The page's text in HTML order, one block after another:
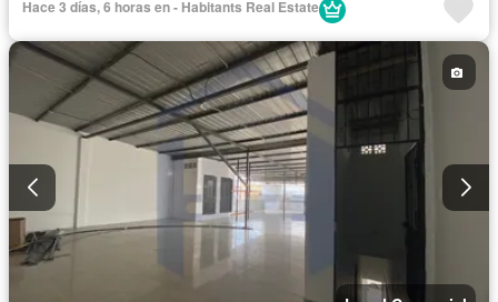
Hace 3 días, 6 horas en - Habitants Real Estate